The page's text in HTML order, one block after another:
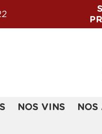
NOS VINS NOS